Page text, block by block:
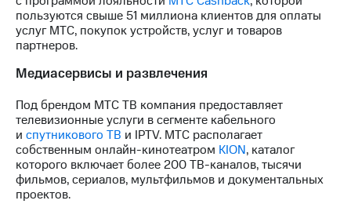
Контакты
развитие
этика
На главную
пользуются свыше 51 миллиона клиентов для оплаты
услуг МТС, покупок устройств, услуг и товаров
партнеров.
Медиасервисы и развлечения
Под брендом МТС ТВ компания предоставляет
телевизионные услуги в сегменте кабельного
и спутникового ТВ и IPTV. МТС располагает
собственным онлайн-кинотеатром KION, каталог
которого включает более 200ТВ-каналов, тысячи
фильмов, сериалов, мультфильмов и документальных
проектов.